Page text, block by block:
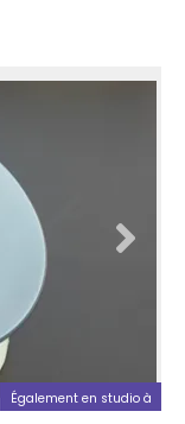
Également en studio à